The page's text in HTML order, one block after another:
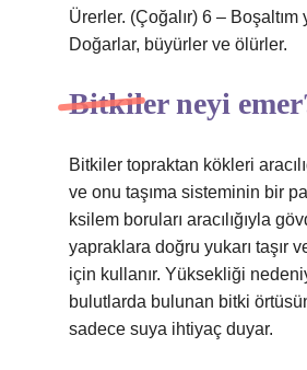
Ürerler. (Çoğalır) 6 – Boşaltım
Doğarlar, büyürler ve ölürler.
Bitkiler neyi
Bitkiler topraktan kökleri
ve onu taşıma sisteminin bir
ksilem boruları aracılığıyla
yapraklara doğru yukarı taşır
için kullanır. Yüksekliği
bulutlarda bulunan bitki
sadece suya ihtiyaç duyar.